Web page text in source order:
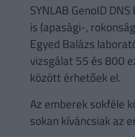
SYNLAB GenoID
is (apasági-,
Egyed Balázs
vizsgálat 55 és 800
között érhetőek el.
Az emberek sokféle
sokan kíváncsiak az